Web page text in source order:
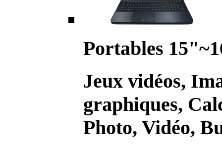
Portables
Jeux vidéos,
graphiques,
Photo, Vidéo,